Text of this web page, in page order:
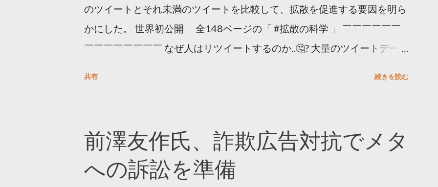
のツイートとそれ未満のツイートを比較して、拡散を促進する要因を明ら
かにした。 世界初公開 全148ページの「 #拡散の科学 」 ￣￣￣￣￣￣
￣￣￣￣￣￣￣￣ なぜ人はリツイートするのか..🤔? 大量のツイートデータ
https://marketing.twitter.com/ja/insights/kakusan
共有 続きを読む
前澤友作氏、詐欺広告対抗でメタ
への訴訟を準備